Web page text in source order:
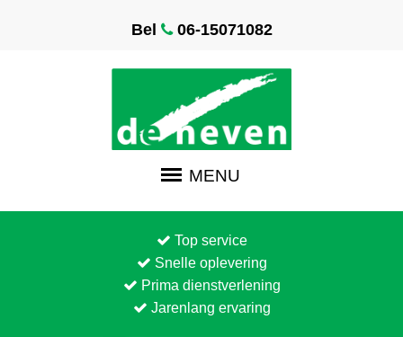
Bel 06-15071082
MENU
Top service
Snelle oplevering
Prima dienstverlening
Jarenlang ervaring